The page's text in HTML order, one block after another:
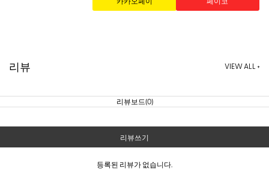
리뷰 VIEW ALL +
리뷰보드(0)
리뷰쓰기
등록된 리뷰가 없습니다.